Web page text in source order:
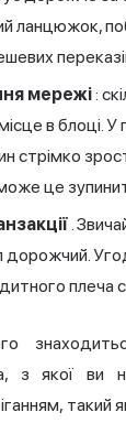
ланцюжок,
мережі:
в блоці. У
стрімко
це
.
плеча
з якої ви
такий